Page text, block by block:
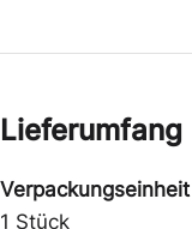
Lieferumfang
Verpackungseinheit
1 Stück